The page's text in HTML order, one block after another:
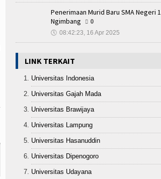
Penerimaan Murid Baru SMA Negeri 1
Ngimbang
0
🕔 08:42:23, 16 Apr 2025
LINK TERKAIT
Universitas Indonesia
Universitas Gajah Mada
Universitas Brawijaya
Universitas Lampung
Universitas Hasanuddin
Universitas Dipenogoro
Universitas Udayana